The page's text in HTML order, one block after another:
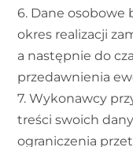
6. Dane osobowe
okres realizacji
a następnie do
przedawnienia
7. Wykonawcy
treści swoich
ograniczenia